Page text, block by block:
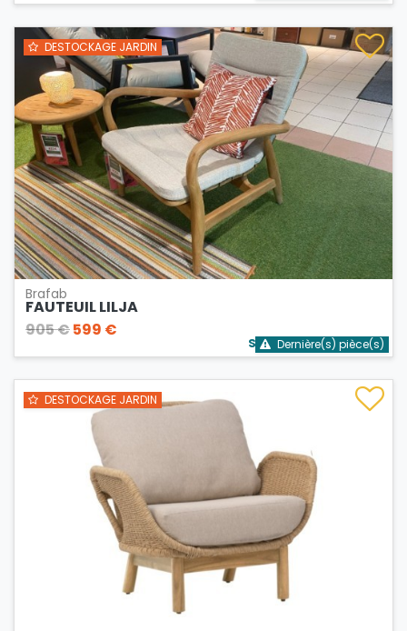
DESTOCKAGE JARDIN
Brafab
FAUTEUIL LILJA
905 €599 €
Stock bientôt épuisé
Dernière(s) pièce(s)
DESTOCKAGE JARDIN